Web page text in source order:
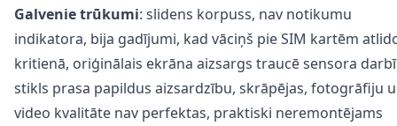
Galvenie trūkumi: slidens korpuss, nav notikumu
indikatora, bija gadījumi, kad vāciņš pie SIM kartēm
kritienā, oriģinālais ekrāna aizsargs traucē sensora
stikls prasa papildus aizsardzību, skrāpējas, fotogrāfiju
video kvalitāte nav perfektas, praktiski neremontējams